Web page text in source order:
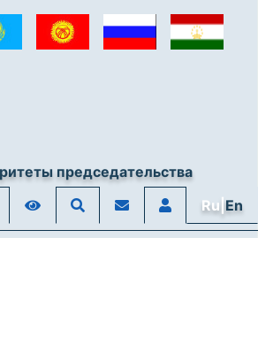
председательства
Ru|En